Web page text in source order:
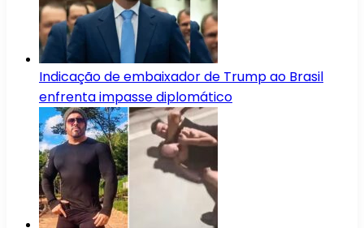
Indicação de embaixador de Trump ao Brasil
enfrenta impasse diplomático